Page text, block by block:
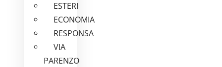
ESTERI
ECONOMIA
RESPONSA
VIA
PARENZO